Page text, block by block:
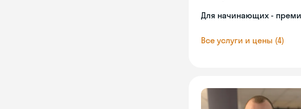
Для начинающих -
Все услуги и цены (4)